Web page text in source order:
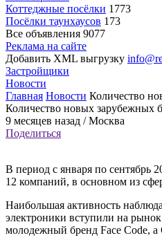
Коттеджные посёлки 1773
Посёлки таунхаусов 173
Все объявления 9077
Реклама на сайте
Добавить XML выгрузку
Застройщики
Новости
Главная Новости Количество
Количество новых зарубежных
9 месяцев назад / Москва
Поделиться
В период с января по сентябрь
12 компаний, в основном из
Наибольшая активность
электроники вступили на
молодежный бренд Face Code, а